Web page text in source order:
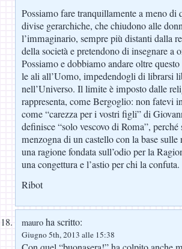
Possiamo fare tranquillamente a meno di
divise gerarchiche, che chiudono alle
l’immaginario, sempre più distanti dalla
della società e pretendono di insegnare a
Possiamo e dobbiamo andare oltre
le ali all’Uomo, impedendogli di librarsi
nell’Universo. Il limite è imposto dalle
rappresenta, come Bergoglio: non fatevi
come “carezza per i vostri figli” di
definisce “solo vescovo di Roma”, perché
menzogna di un castello con la base sulle
una ragione fondata sull’odio per la
una congettura e l’astio per chi la confuta.
Ribot
mauro ha scritto:
Giugno 5th, 2013 alle 15:38